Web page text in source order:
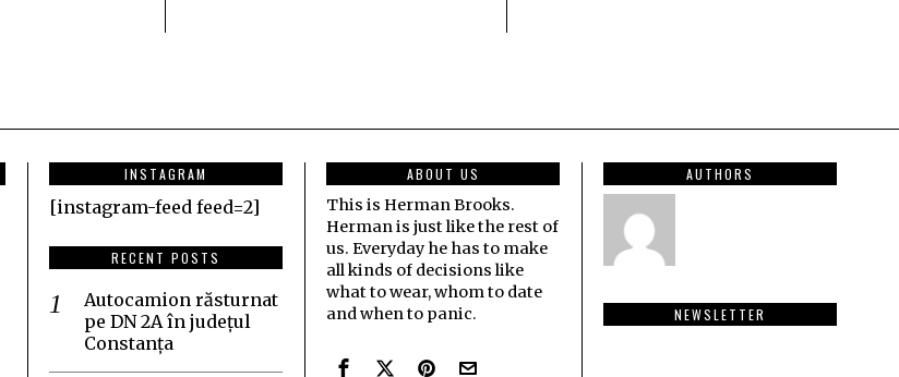
INSTAGRAM
[instagram-feed feed=2]
RECENT POSTS
Autocamion răsturnat
pe DN 2A în județul
Constanța
ABOUT US
This is Herman Brooks.
Herman is just like the rest of
us. Everyday he has to make
all kinds of decisions like
what to wear, whom to date
and when to panic.
AUTHORS
NEWSLETTER